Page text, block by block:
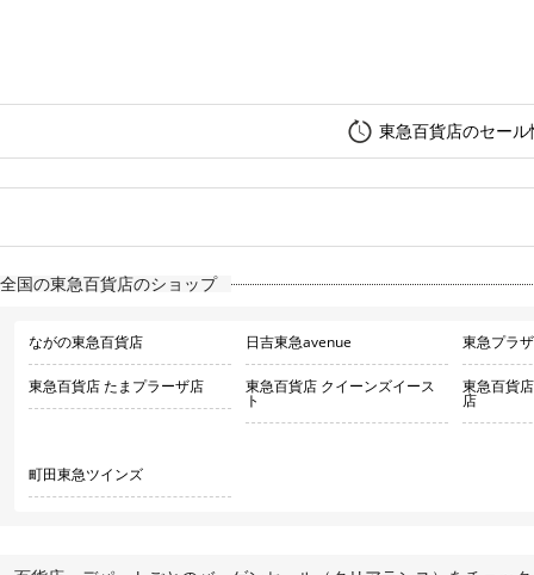
東急百貨店のセール
全国の東急百貨店のショップ
ながの東急百貨店 日吉東急avenue 東急プラ
東急百貨店 たまプラーザ店 東急百貨店 クイーンズイース
ト
東急百貨
店
町田東急ツインズ